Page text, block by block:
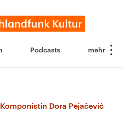
Podcasts
Dora Pejačević